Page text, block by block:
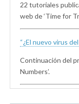
22 tutoriales
web de ‘Time for
“¿El nuevo virus
Continuación del
Numbers’.